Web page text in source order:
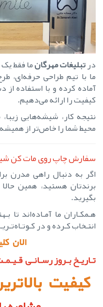
درتبلیغات مهرگانما فقط
ما با تیم طراحی حرفه‌ای،
آماده کرده و با استفاده
کیفیت را ارائه می‌دهیم.
نتیجه کار، شیشه‌هایی
محیط شما را خاص‌تر از
سفارش چاپ روی مات کن
اگر به دنبال راهی مدرن
برندتان هستید، همین
بگیرید.
هـمکـاران ما آمـاده‌اند تا
انتـخاب کـرده و در
الان
تـاریـخ بـروز رسـانـی قـیـمـت هـا
کیفیت